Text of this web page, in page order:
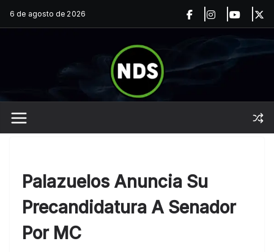
Saltar
al
6 de agosto de 2026
Palazuelos Anuncia Su
Precandidatura A Senador
Por MC